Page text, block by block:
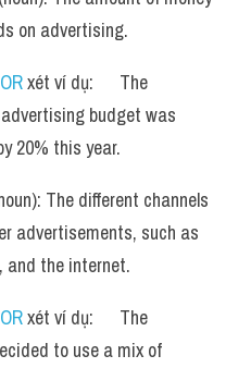
on advertising.
xét ví dụ:      The
budget was
20% this year.
The different channels
advertisements, such as
and the internet.
xét ví dụ:      The
to use a mix of